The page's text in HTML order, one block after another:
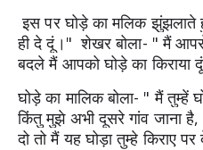
इस पर घोड़े का मलिक झुंझलाते
ही दे दूं।"  शेखर बोला- " मैं
बदले मैं आपको घोड़े का किराया
घोड़े का मालिक बोला- " मैं तुम्हें
किंतु मुझे अभी दूसरे गांव जाना
दो तो मैं यह घोड़ा तुम्हे किराए